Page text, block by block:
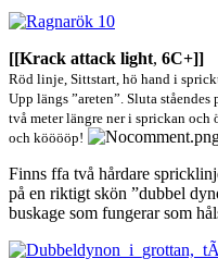
[[Krack attack light, 6C+]]
Röd linje, Sittstart, hö hand i
Upp längs ”areten”. Sluta
två meter längre ner i sprickan och
och kööööp!
Finns ffa två hårdare
på en riktigt skön ”dubbel
buskage som fungerar som